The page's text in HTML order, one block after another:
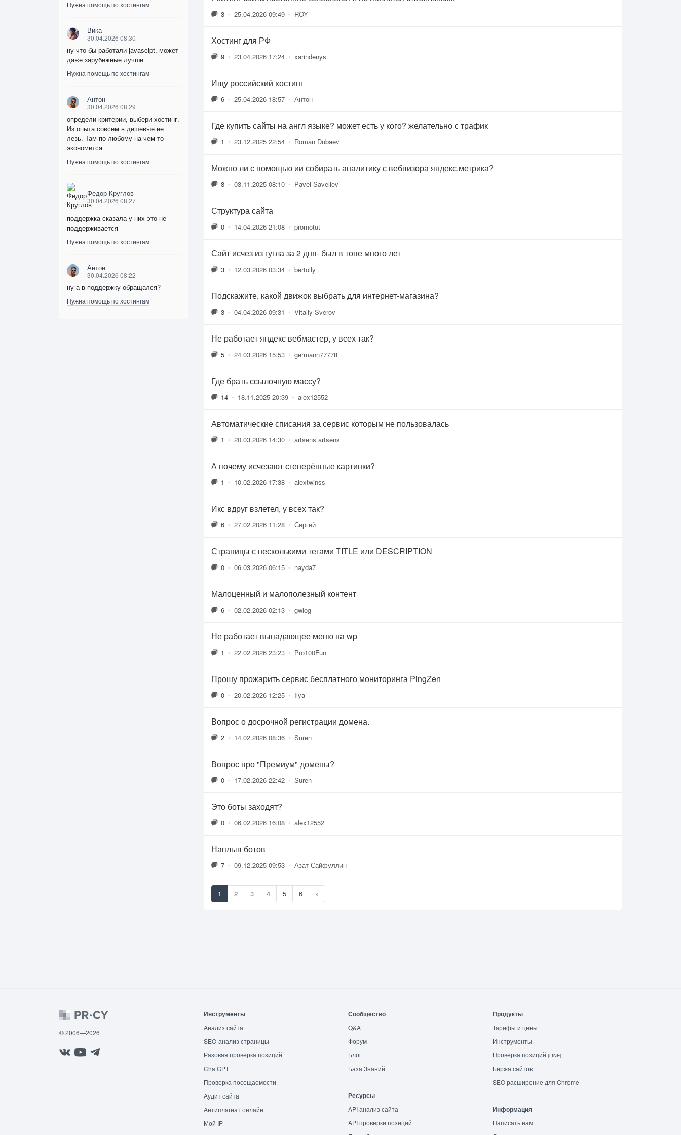
Нужна помощь по хостингам
Вика
30.04.2026 08:30
ну что бы работали javascipt, может
даже зарубежные лучше
Нужна помощь по хостингам
Антон
30.04.2026 08:29
определи критерии, выбери хостинг.
Из опыта совсем в дешевые не
лезь. Там по любому на чем-то
экономится
Нужна помощь по хостингам
Федор Круглов
30.04.2026 08:27
поддержка сказала у них это не
поддерживается
Нужна помощь по хостингам
Антон
30.04.2026 08:22
ну а в поддержку обращался?
Нужна помощь по хостингам
3 • 25.04.2026 09:49 • ROY
Хостинг для РФ
9 • 23.04.2026 17:24 • xarindenys
Ищу российский хостинг
6 • 25.04.2026 18:57 • Антон
Где купить сайты на англ языке? может есть у кого? желательно с трафик
1 • 23.12.2025 22:54 • Roman Dubaev
Можно ли с помощью ии собирать аналитику с вебвизора яндекс.метрика?
8 • 03.11.2025 08:10 • Pavel Saveliev
Структура сайта
0 • 14.04.2026 21:08 • promotut
Сайт исчез из гугла за 2 дня- был в топе много лет
3 • 12.03.2026 03:34 • bertolly
Подскажите, какой движок выбрать для интернет-магазина?
3 • 04.04.2026 09:31 • Vitaliy Sverov
Не работает яндекс вебмастер, у всех так?
5 • 24.03.2026 15:53 • germann77778
Где брать ссылочную массу?
14 • 18.11.2025 20:39 • alex12552
Автоматические списания за сервис которым не пользовалась
1 • 20.03.2026 14:30 • artsens artsens
А почему исчезают сгенерённые картинки?
1 • 10.02.2026 17:38 • alextwinss
Икс вдруг взлетел, у всех так?
6 • 27.02.2026 11:28 • Сергей
Страницы с несколькими тегами TITLE или DESCRIPTION
0 • 06.03.2026 06:15 • nayda7
Малоценный и малополезный контент
6 • 02.02.2026 02:13 • gwlog
Не работает выпадающее меню на wp
1 • 22.02.2026 23:23 • Pro100Fun
Прошу прожарить сервис бесплатного мониторинга PingZen
0 • 20.02.2026 12:25 • Ilya
Вопрос о досрочной регистрации домена.
2 • 14.02.2026 08:36 • Suren
Вопрос про "Премиум" домены?
0 • 17.02.2026 22:42 • Suren
Это боты заходят?
0 • 06.02.2026 16:08 • alex12552
Наплыв ботов
7 • 09.12.2025 09:53 • Азат Сайфуллин
1 2 3 4 5 6 »
© 2006—2026
Инструменты
Анализ сайта
SEO-анализ страницы
Разовая проверка позиций
ChatGPT
Проверка посещаемости
Аудит сайта
Антиплагиат онлайн
Мой IP
Сообщество
Q&A
Форум
Блог
База Знаний
Ресурсы
API анализ сайта
API проверки позиций
Продукты
Тарифы и цены
Инструменты
Проверка позиций (LINE)
Биржа сайтов
SEO расширение для Chrome
Информация
Написать нам